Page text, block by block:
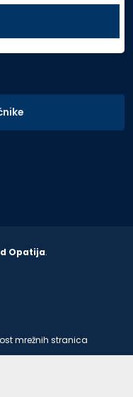
Opatija.
mrežnih stranica